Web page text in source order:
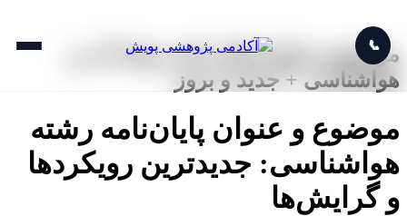
📞
موضوع و عنوان پایان نامه رشته آب و
هواشناسی + جدید و بروز
موضوع و عنوان پایان‌نامه رشته
هواشناسی: جدیدترین رویکردها
و گرایش‌ها